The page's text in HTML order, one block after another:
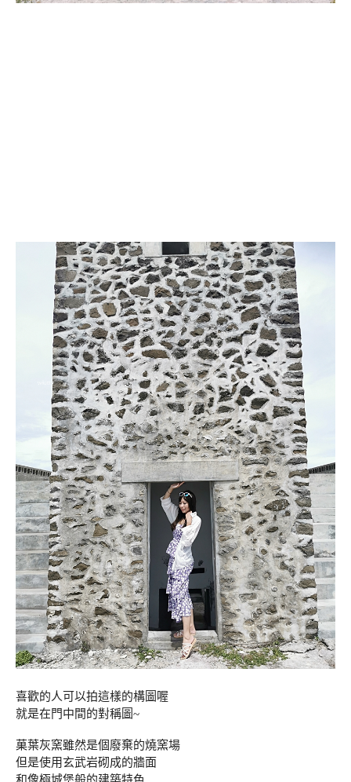
喜歡的人可以拍這樣的構圖喔
就是在門中間的對稱圖~
菓葉灰窯雖然是個廢棄的燒窯場
但是使用玄武岩砌成的牆面